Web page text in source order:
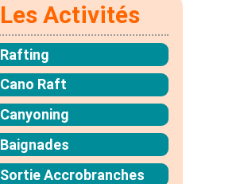
Les Activités
Rafting
Cano Raft
Canyoning
Baignades
Sortie Accrobranches